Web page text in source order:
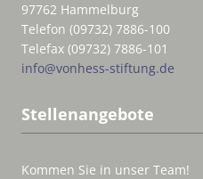
97762 Hammelburg
Telefon (09732) 7886-100
Telefax (09732) 7886-101
info@vonhess-stiftung.de
Stellenangebote
Kommen Sie in unser Team!